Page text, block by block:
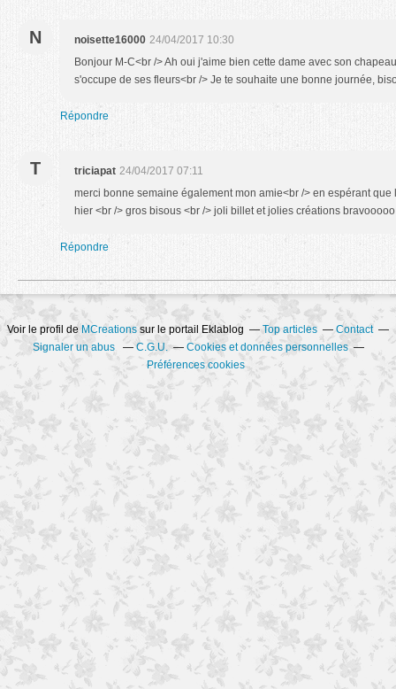
N noisette16000 24/04/2017 10:30
Bonjour M-C<br /> Ah oui j'aime bien cette dame avec son
s'occupe de ses fleurs<br /> Je te souhaite une bonne journée,
Répondre
T triciapat 24/04/2017 07:11
merci bonne semaine également mon amie<br /> en espérant que
hier <br /> gros bisous <br /> joli billet et jolies créations bravooooo
Répondre
Voir le profil de MCreations sur le portail Eklablog Top articles
Contact
Signaler un abus
C.G.U.
Cookies et données personnelles
Préférences cookies